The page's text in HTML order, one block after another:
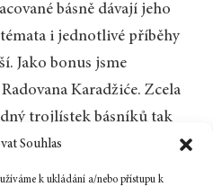
Souhlas
k ukládání a/nebo přístupu k
básně dávají jeho
i jednotlivé příběhy
Jako bonus jsme
Karadžiće. Zcela
trojlístek básníků tak
současné srbské